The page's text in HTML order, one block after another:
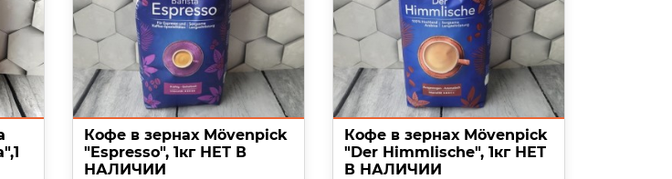
Кофе в зернах Mövenpick
"Espresso", 1кг НЕТ В
НАЛИЧИИ
Кофе в зернах Mövenpick
"Der Himmlische", 1кг НЕТ
В НАЛИЧИИ